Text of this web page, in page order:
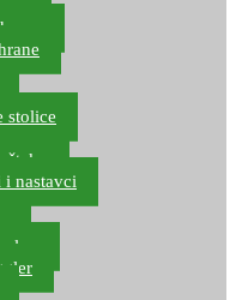
stolice
i nastavci